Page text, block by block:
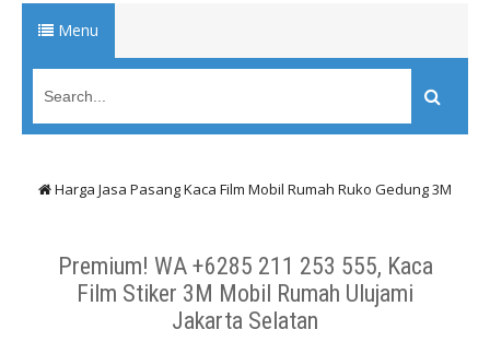
Menu
Harga Jasa Pasang Kaca Film Mobil Rumah Ruko Gedung 3M
Stiker 3M Mobil Rumah Ulujami Jakarta Selatan
Premium! WA +6285 211 253 555, Kaca
Film Stiker 3M Mobil Rumah Ulujami
Jakarta Selatan